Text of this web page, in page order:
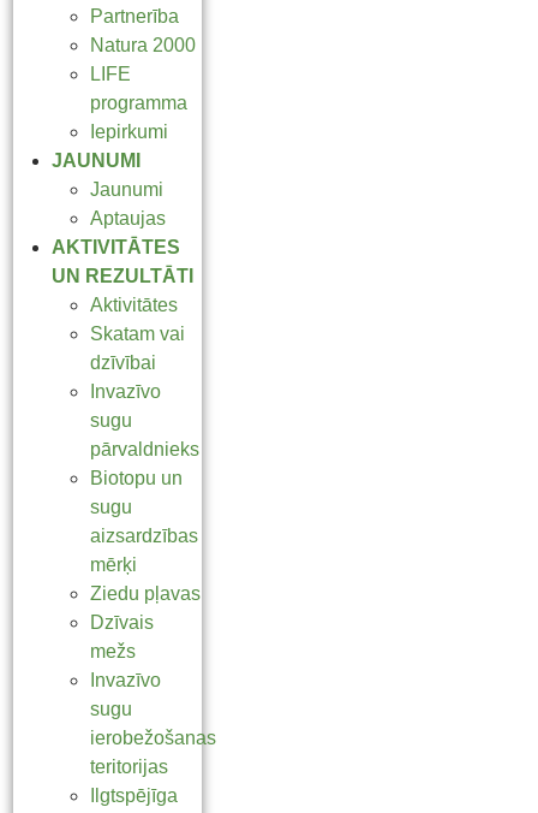
Partnerība
Natura 2000
LIFE
programma
Iepirkumi
JAUNUMI
Jaunumi
Aptaujas
AKTIVITĀTES
UN REZULTĀTI
Aktivitātes
Skatam vai
dzīvībai
Invazīvo
sugu
pārvaldnieks
Biotopu un
sugu
aizsardzības
mērķi
Ziedu pļavas
Dzīvais
mežs
Invazīvo
sugu
ierobežošanas
teritorijas
Ilgtspējīga